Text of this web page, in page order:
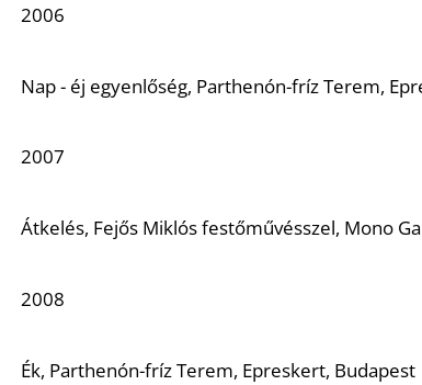
2006
Nap - éj egyenlőség, Parthenón-fríz Terem,
2007
Átkelés, Fejős Miklós festőművésszel, Mono
2008
Ék, Parthenón-fríz Terem, Epreskert, Budapest